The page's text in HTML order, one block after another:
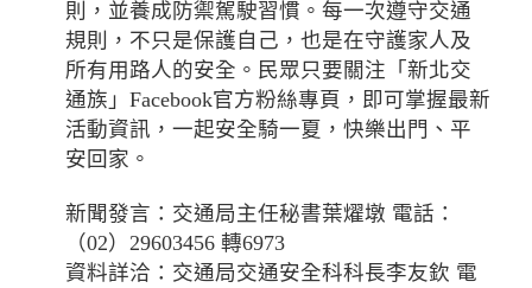
則，並養成防禦駕駛習慣。每一次遵守交通
規則，不只是保護自己，也是在守護家人及
所有用路人的安全。民眾只要關注「新北交
通族」Facebook官方粉絲專頁，即可掌握最新
活動資訊，一起安全騎一夏，快樂出門、平
安回家。
新聞發言：交通局主任秘書葉燿墩 電話：
（02）29603456 轉6973
資料詳洽：交通局交通安全科科長李友欽 電